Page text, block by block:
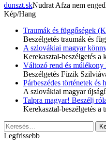
dunszt.skNudrat Afza nem
Kép/Hang
Traumák és függőségek
Beszélgetés traumák és
A szlovákiai magyar
Kerekasztal-beszélgetés a
Változó rend és
Beszélgetés Füzik
Párbeszédes történetek
A szlovákiai magyar
Talpra magyar! Beszélj
Kerekasztal-beszélgetés a
Keresés:
Legfrissebb